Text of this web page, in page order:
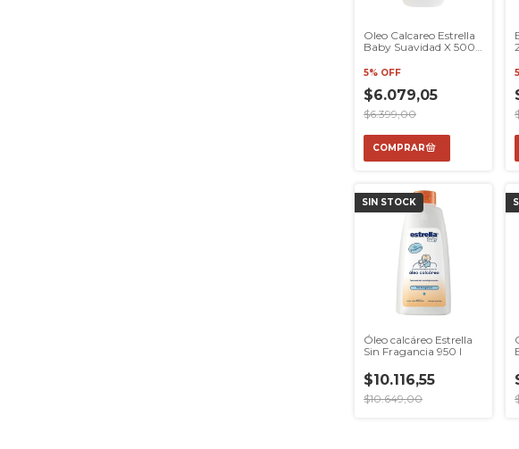
Oleo Calcareo Estrella
Baby Suavidad X 500
5% OFF
$6.079,05
$6.399,00
SIN STOCK
Óleo calcáreo Estrella
Sin Fragancia 950 l
$10.116,55
$10.649,00